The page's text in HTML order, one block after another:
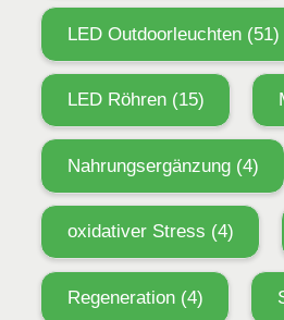
LED Outdoorleuchten(51)
LED Röhren(15)
Nahrungsergänzung(4)
oxidativer Stress (4)
Regeneration(4)